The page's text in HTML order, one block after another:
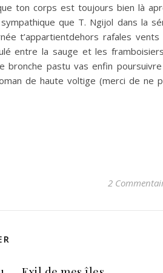
ton corps est toujours bien là
que T. Ngijol dans la
t’appartientdehors rafales
entre la sauge et les
bronche pastu vas enfin
de haute voltige (merci de ne
2